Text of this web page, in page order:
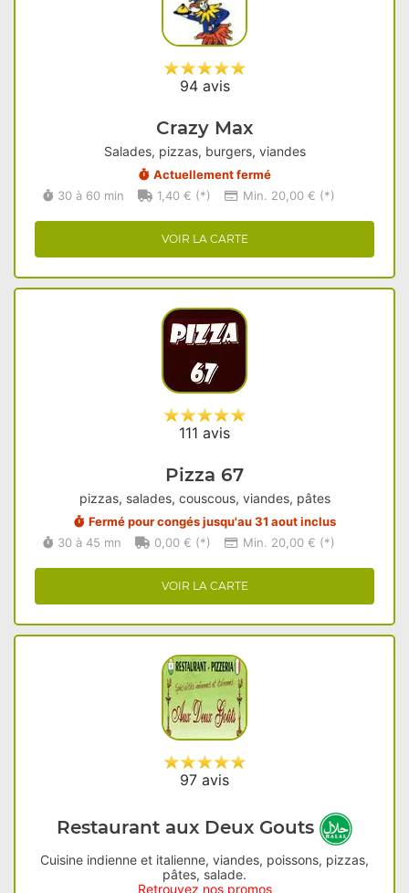
94 avis
Crazy Max
Salades, pizzas, burgers, viandes
Actuellement fermé
30 à 60 min
1,40 € (*) Min. 20,00 € (*)
VOIR LA CARTE
111 avis
Pizza 67
pizzas, salades, couscous, viandes, pâtes
Fermé pour congés jusqu'au 31 aout inclus
30 à 45 mn
0,00 € (*) Min. 20,00 € (*)
VOIR LA CARTE
97 avis
Restaurant aux Deux Gouts
Cuisine indienne et italienne, viandes, poissons, pizzas,
pâtes, salade.
Retrouvez nos promos